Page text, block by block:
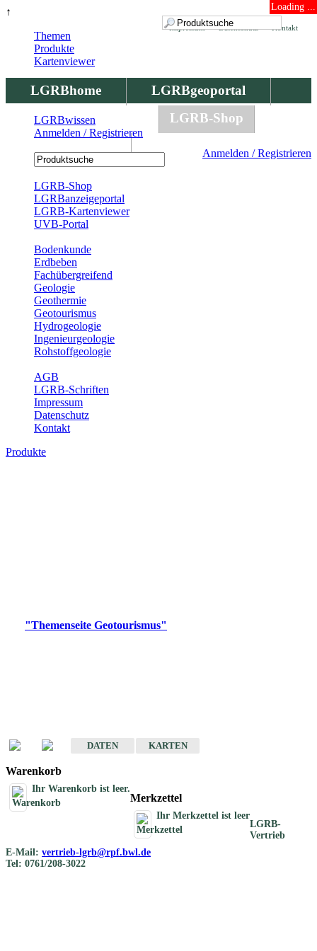
↑ Loading ...
Kontakt
Datenschutz
Impressum
LGRBhome
LGRBgeoportal
LGRBbohrungen
LGRB-Shop
Anmelden / Registrieren
Themen
Produkte
Kartenviewer
LGRBwissen
Anmelden / Registrieren
LGRB-Shop
LGRBanzeigeportal
LGRB-Kartenviewer
UVB-Portal
Bodenkunde
Erdbeben
Fachübergreifend
Geologie
Geothermie
Geotourismus
Hydrogeologie
Ingenieurgeologie
Rohstoffgeologie
AGB
LGRB-Schriften
Impressum
Datenschutz
Kontakt
Produkte
"Themenseite Geotourismus"
DATEN
KARTEN
Warenkorb
Ihr Warenkorb ist leer.
Merkzettel
Ihr Merkzettel ist leer
LGRB-
Vertrieb
E-Mail: vertrieb-lgrb@rpf.bwl.de
Tel: 0761/208-3022